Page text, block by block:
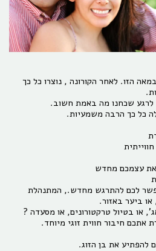
הזו. לאחר הקורונה , נוצרו כל כך
לרגע שכחנו מה באמת חשוב.
כל כך הרבה משמעיות.
את עצמכם מחדש
לכם להתרגש מחדש., המתנהלת
ביער באזור.
או בטיול טרקטורונים, או מסעדה ?
אתכם חיבור חווית זוגי מיוחד.
להפתיע את בן הזוג.